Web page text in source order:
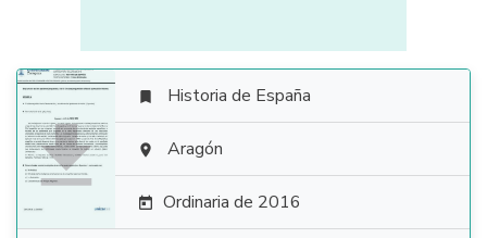

 Historia de España
 Aragón
 Ordinaria de 2016